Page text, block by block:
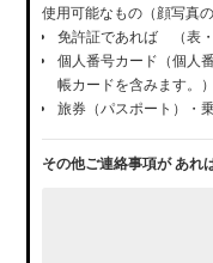
使用可能なもの（顔写真
免許証であれば （表・
個人番号カード（個人
帳カードを含みます。）
旅券（パスポート）・
その他ご連絡事項があれ